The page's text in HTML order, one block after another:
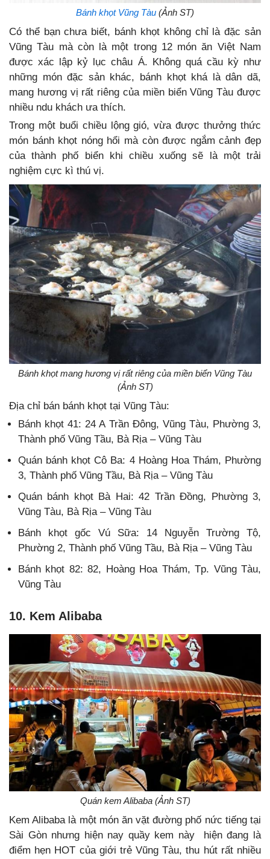
Bánh khọt Vũng Tàu (Ảnh ST)
Có thể bạn chưa biết, bánh khọt không chỉ là đặc sản
Vũng Tàu mà còn là một trong 12 món ăn Việt Nam
được xác lập kỷ lục châu Á. Không quá cầu kỳ như
những món đặc sản khác, bánh khọt khá là dân dã,
mang hương vị rất riêng của miền biển Vũng Tàu được
nhiều ndu khách ưa thích.
Trong một buổi chiều lộng gió, vừa được thưởng thức
món bánh khọt nóng hổi mà còn được ngắm cảnh đẹp
của thành phố biển khi chiều xuống sẽ là một trải
nghiệm cực kì thú vị.
Bánh khọt mang hương vị rất riêng của miền biển Vũng Tàu
(Ảnh ST)
Địa chỉ bán bánh khọt tại Vũng Tàu:
Bánh khọt 41: 24 A Trần Đông, Vũng Tàu, Phường 3,
Thành phố Vũng Tầu, Bà Rịa – Vũng Tàu
Quán bánh khọt Cô Ba: 4 Hoàng Hoa Thám, Phường
3, Thành phố Vũng Tầu, Bà Rịa – Vũng Tàu
Quán bánh khọt Bà Hai: 42 Trần Đồng, Phường 3,
Vũng Tàu, Bà Rịa – Vũng Tàu
Bánh khọt gốc Vú Sữa: 14 Nguyễn Trường Tộ,
Phường 2, Thành phố Vũng Tầu, Bà Rịa – Vũng Tàu
Bánh khọt 82: 82, Hoàng Hoa Thám, Tp. Vũng Tàu,
Vũng Tàu
10. Kem Alibaba
Quán kem Alibaba (Ảnh ST)
Kem Alibaba là một món ăn vặt đường phố nức tiếng tại
Sài Gòn nhưng hiện nay quầy kem này hiện đang là
điểm hẹn HOT của giới trẻ Vũng Tàu, thu hút rất nhiều